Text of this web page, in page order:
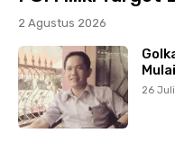
2 Agustus 2026
26